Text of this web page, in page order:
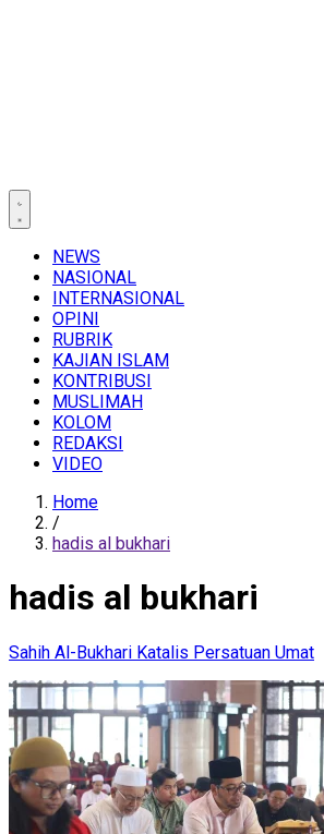
NEWS
NASIONAL
INTERNASIONAL
OPINI
RUBRIK
KAJIAN ISLAM
KONTRIBUSI
MUSLIMAH
KOLOM
REDAKSI
VIDEO
Home
/
hadis al bukhari
hadis al bukhari
Sahih Al-Bukhari Katalis Persatuan Umat